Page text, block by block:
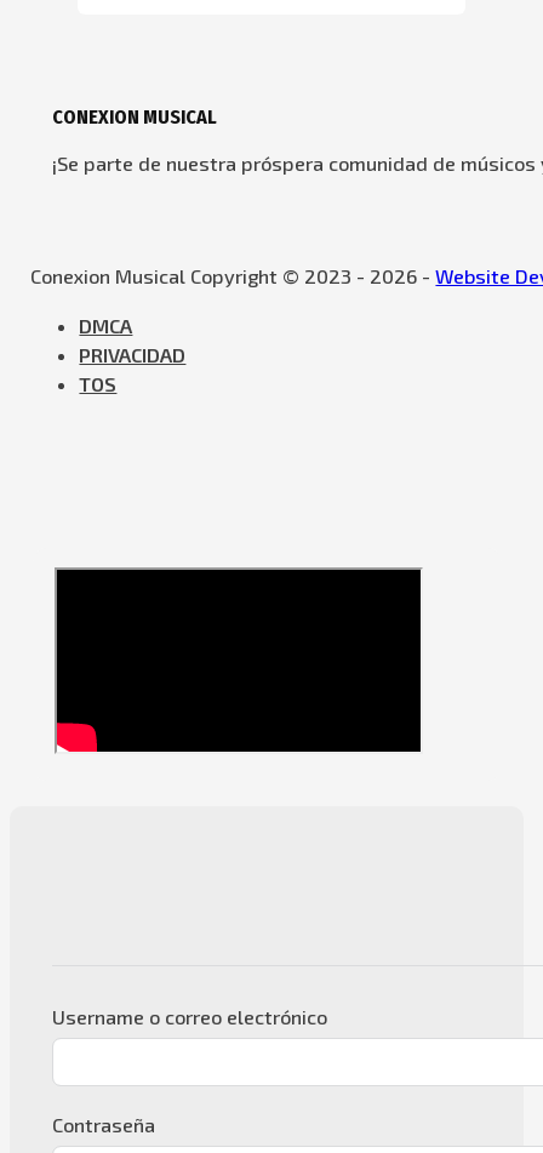
CONEXION MUSICAL
¡Se parte de nuestra próspera comunidad de
Conexion Musical Copyright © 2023 - 2026 -Website
DMCA
PRIVACIDAD
TOS
Username o correo electrónico
Contraseña